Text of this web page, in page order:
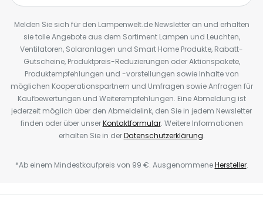
Melden Sie sich für den Lampenwelt.de Newsletter an und erhalten
sie tolle Angebote aus dem Sortiment Lampen und Leuchten,
Ventilatoren, Solaranlagen und Smart Home Produkte, Rabatt-
Gutscheine, Produktpreis-Reduzierungen oder Aktionspakete,
Produktempfehlungen und -vorstellungen sowie Inhalte von
möglichen Kooperationspartnern und Umfragen sowie Anfragen für
Kaufbewertungen und Weiterempfehlungen. Eine Abmeldung ist
jederzeit möglich über den Abmeldelink, den Sie in jedem Newsletter
finden oder über unserKontaktformular. Weitere Informationen
erhalten Sie in derDatenschutzerklärung.
*Ab einem Mindestkaufpreis von 99 €. AusgenommeneHersteller.